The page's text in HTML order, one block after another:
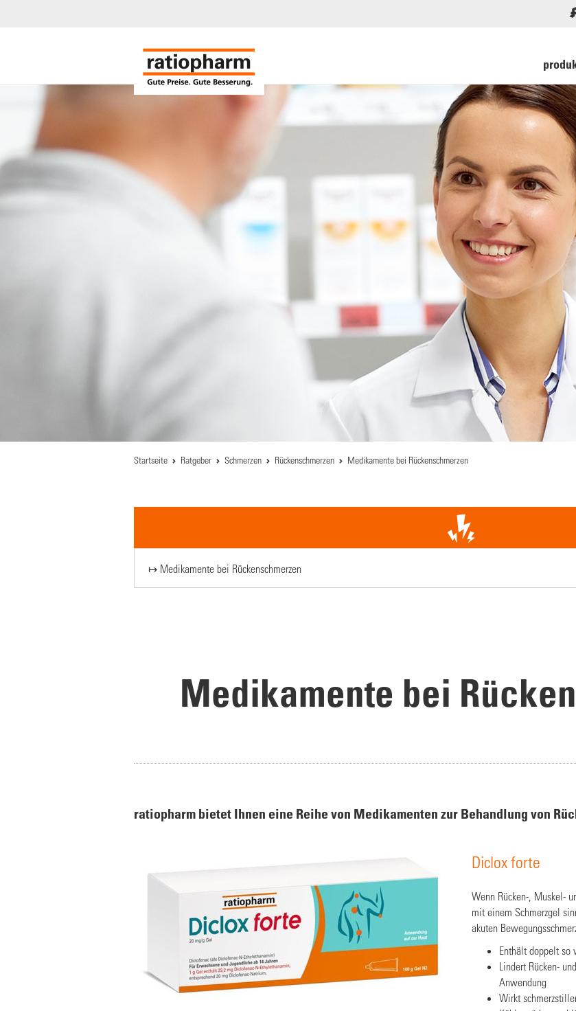
Startseite Ratgeber Schmerzen Rückenschmerzen Medikamente bei Rückenschmerzen
Medikamente bei
ratiopharm bietet Ihnen eine Reihe von Medikamenten zur Behandlung von
Diclox forte
Wenn Rücken-, Muskel-
mit einem Schmerzgel
akuten
Enthält doppelt so
Lindert Rücken-
Anwendung
Wirkt